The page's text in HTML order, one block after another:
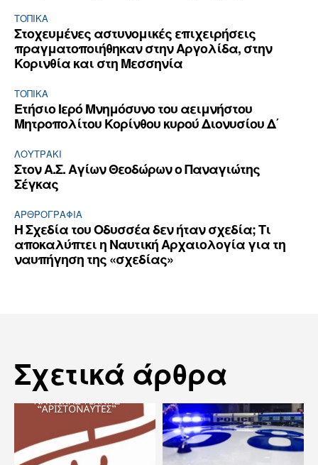
ΤΟΠΙΚΑ
Στοχευμένες αστυνομικές επιχειρήσεις
πραγματοποιήθηκαν στην Αργολίδα, στην
Κορινθία και στη Μεσσηνία
ΤΟΠΙΚΑ
Ετήσιο Ιερό Μνημόσυνο του αειμνήστου
Μητροπολίτου Κορίνθου κυρού Διονυσίου Δ΄
ΛΟΥΤΡΆΚΙ
Στον Α.Σ. Αγίων Θεοδώρων ο Παναγιώτης
Σέγκας
ΑΡΘPΟΓΡΑΦΙΑ
Η Σχεδία του Οδυσσέα δεν ήταν σχεδία; Τι
αποκαλύπτει η Ναυτική Αρχαιολογία για τη
ναυπήγηση της «σχεδίας»
Σχετικά άρθρα